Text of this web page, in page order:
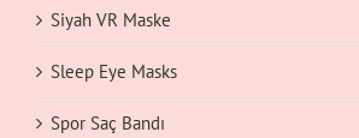
Siyah VR Maske
Sleep Eye Masks
Spor Saç Bandı